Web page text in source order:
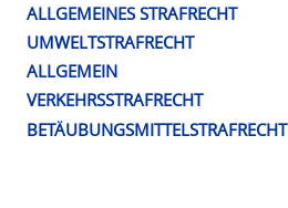
ALLGEMEINES STRAFRECHT
UMWELTSTRAFRECHT
ALLGEMEIN
VERKEHRSSTRAFRECHT
BETÄUBUNGSMITTELSTRAFRECHT